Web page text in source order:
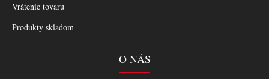
Vrátenie tovaru
Produkty skladom
O NÁS